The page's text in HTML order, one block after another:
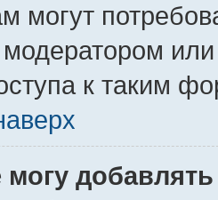
могут
к таким
могу